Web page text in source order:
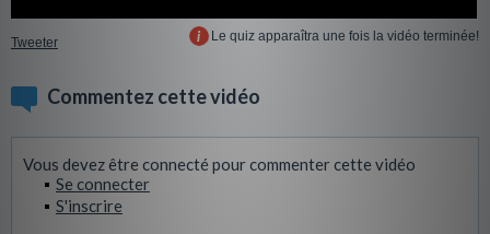
Tweeter Le quiz apparaîtra une fois la vidéo terminée!
Commentez cette vidéo
Vous devez être connecté pour commenter cette vidéo
Se connecter
S'inscrire